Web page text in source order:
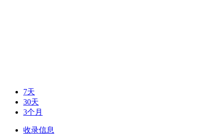
7天
30天
3个月
收录信息